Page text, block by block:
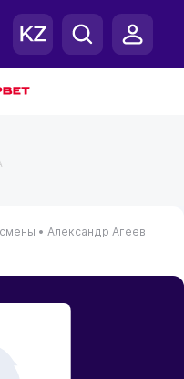
• Александр Агеев